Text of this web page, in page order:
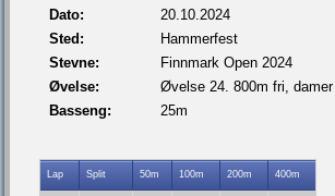
Dato:
20.10.2024
Sted:
Hammerfest
Stevne:
Finnmark Open 2024
Øvelse:
Øvelse 24. 800m fri, damer
Basseng:
25m
Lap Split 50m 100m 200m 400m